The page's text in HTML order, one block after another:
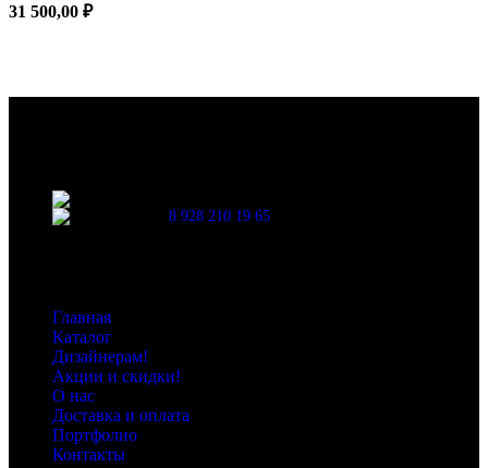
31 500,00 ₽
8 928 210 19 65
Главная
Каталог
Дизайнерам!
Акции и скидки!
О нас
Доставка и оплата
Портфолио
Контакты